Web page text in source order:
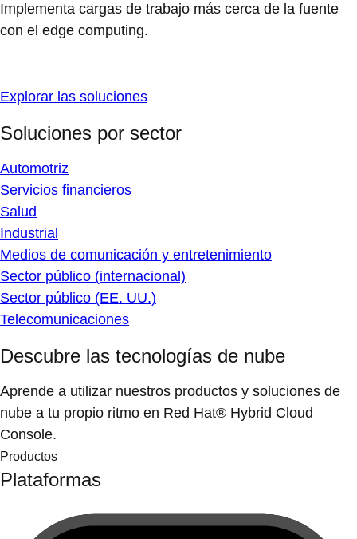
Implementa cargas de trabajo más cerca de la fuente
con el edge computing.
Explorar las soluciones
Soluciones por sector
Automotriz
Servicios financieros
Salud
Industrial
Medios de comunicación y entretenimiento
Sector público (internacional)
Sector público (EE. UU.)
Telecomunicaciones
Descubre las tecnologías de nube
Aprende a utilizar nuestros productos y soluciones de
nube a tu propio ritmo en Red Hat® Hybrid Cloud
Console.
Productos
Plataformas